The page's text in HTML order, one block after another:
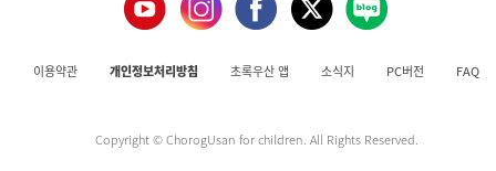
이용약관 개인정보처리방침 초록우산 앱 소식지 PC버전 FAQ
Copyright © ChorogUsan for children. All Rights Reserved.